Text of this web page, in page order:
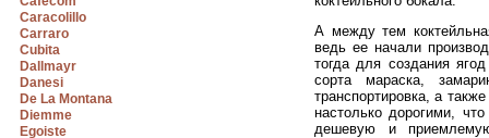
Caracolillo
Carraro
Cubita
Dallmayr
Danesi
De La Montana
Diemme
Egoiste
А между тем
ведь ее начали
тогда для создания
сорта мараска,
транспортировка, а
настолько дорогими,
дешевую и